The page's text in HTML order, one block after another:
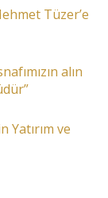
Tüzer’e
alın
Yatırım ve